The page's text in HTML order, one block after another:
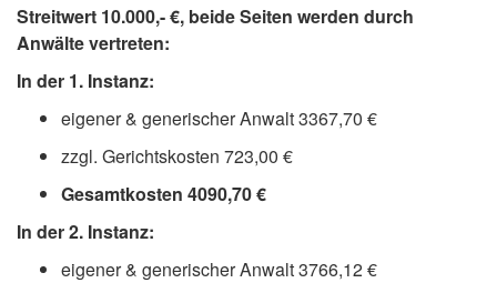
Streitwert 10.000,- €, beide Seiten werden durch
Anwälte vertreten:
In der 1. Instanz:
eigener & generischer Anwalt 3367,70 €
zzgl. Gerichtskosten 723,00 €
Gesamtkosten 4090,70 €
In der 2. Instanz:
eigener & generischer Anwalt 3766,12 €